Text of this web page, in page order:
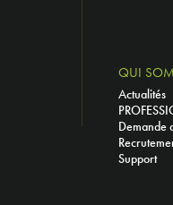
QUI
Actualités
Demande
Support